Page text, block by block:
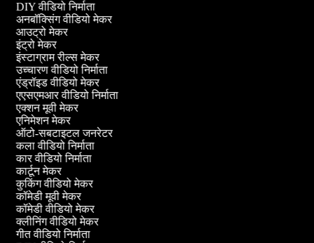
DIY वीडियो निर्माता
अनबॉक्सिंग वीडियो मेकर
आउट्रो मेकर
इंट्रो मेकर
इंस्टाग्राम रील्स मेकर
उच्चारण वीडियो निर्माता
एंड्रॉइड वीडियो मेकर
एएसएमआर वीडियो निर्माता
एक्शन मूवी मेकर
एनिमेशन मेकर
ऑटो-सबटाइटल जनरेटर
कला वीडियो निर्माता
कार वीडियो निर्माता
कार्टून मेकर
कुकिंग वीडियो मेकर
कॉमेडी मूवी मेकर
कॉमेडी वीडियो मेकर
क्लीनिंग वीडियो मेकर
गीत वीडियो निर्माता